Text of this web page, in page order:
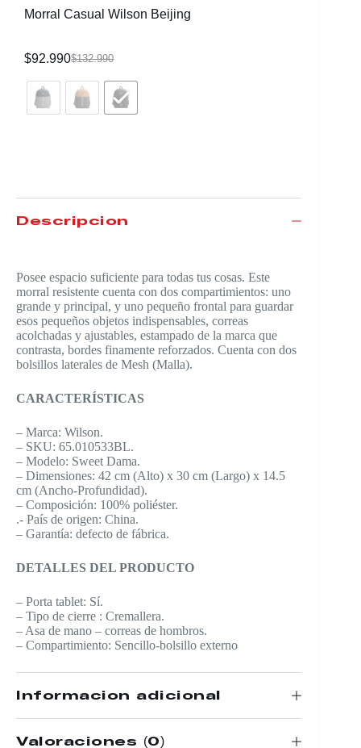
Morral Casual Wilson Beijing
$132.990
$92.990
Descripción
Posee espacio suficiente para todas tus cosas. Este
morral resistente cuenta con dos compartimientos: uno
grande y principal, y uno pequeño frontal para guardar
esos pequeños objetos indispensables, correas
acolchadas y ajustables, estampado de la marca que
contrasta, bordes finamente reforzados. Cuenta con dos
bolsillos laterales de Mesh (Malla).
CARACTERÍSTICAS
– Marca: Wilson.
– SKU: 65.010533BL.
– Modelo: Sweet Dama.
– Dimensiones: 42 cm (Alto) x 30 cm (Largo) x 14.5
cm (Ancho-Profundidad).
– Composición: 100% poliéster.
.- País de origen: China.
– Garantía: defecto de fábrica.
DETALLES DEL PRODUCTO
– Porta tablet: Sí.
– Tipo de cierre : Cremallera.
– Asa de mano – correas de hombros.
– Compartimiento: Sencillo-bolsillo externo
Información adicional
Valoraciones (0)